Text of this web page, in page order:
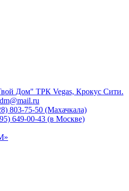
Дом" ТРК Vegas, Крокус Сити.
803-75-50 (Махачкала)
649-00-43 (в Москве)